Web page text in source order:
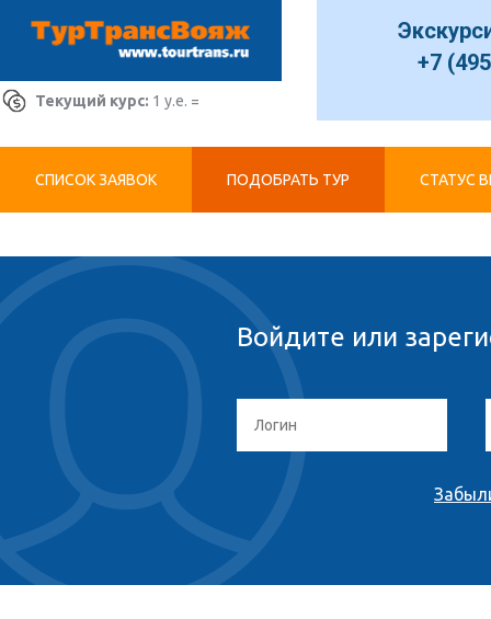
Текущий курс: 1 у.е. =
+7
СПИСОК ЗАЯВОК ПОДОБРАТЬ ТУР СТАТУС
Войдите или